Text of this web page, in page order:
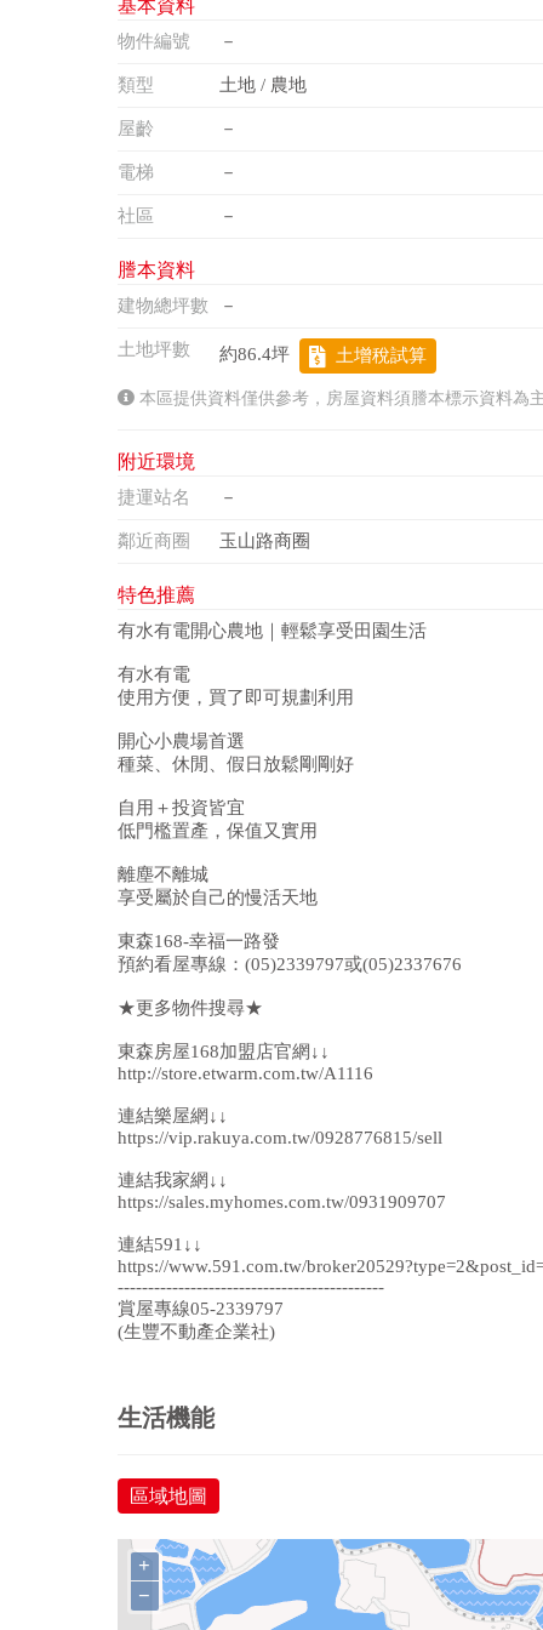
基本資料
物件編號 －
類型 土地 / 農地
屋齡 －
電梯 －
社區 －
謄本資料
建物總坪數 －
土地坪數 約86.4坪 土增稅試算
本區提供資料僅供參考，房屋資料須謄本標示資料為
附近環境
捷運站名 －
鄰近商圈 玉山路商圈
特色推薦
有水有電開心農地｜輕鬆享受田園生活
有水有電
使用方便，買了即可規劃利用
開心小農場首選
種菜、休閒、假日放鬆剛剛好
自用＋投資皆宜
低門檻置產，保值又實用
離塵不離城
享受屬於自己的慢活天地
東森168-幸福一路發
預約看屋專線：(05)2339797或(05)2337676
★更多物件搜尋★
東森房屋168加盟店官網↓↓
http://store.etwarm.com.tw/A1116
連結樂屋網↓↓
https://vip.rakuya.com.tw/0928776815/sell
連結我家網↓↓
https://sales.myhomes.com.tw/0931909707
連結591↓↓
https://www.591.com.tw/
--------------------------------------------
賞屋專線05-2339797
(生豐不動產企業社)
生活機能
區域地圖
+
−